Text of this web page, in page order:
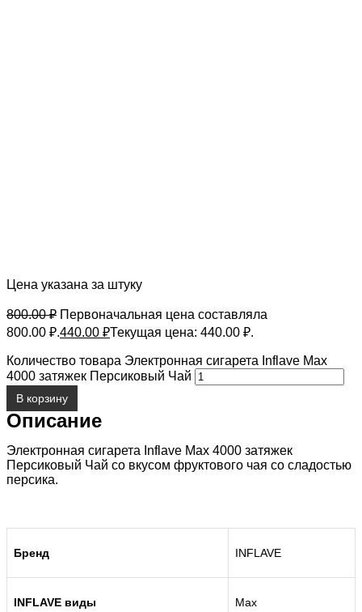
Цена указана за штуку
800.00₽ Первоначальная цена составляла
800.00 ₽.440.00 ₽Текущая цена: 440.00 ₽.
Количество товара Электронная сигарета Inflave Max
4000 затяжек Персиковый Чай
В корзину
Описание
Электронная сигарета Inflave Max 4000 затяжек
Персиковый Чай со вкусом фруктового чая со сладостью
персика.
Бренд INFLAVE
INFLAVE виды Max